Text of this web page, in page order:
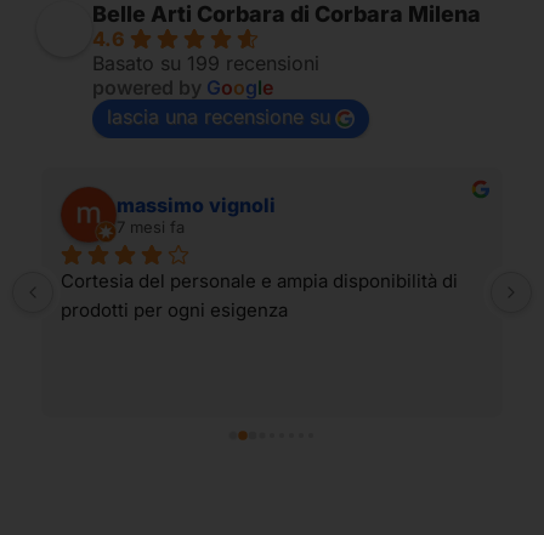
Belle Arti Corbara di Corbara Milena
4.6
Basato su 199 recensioni
powered by Google
lascia una recensione su
massimo vignoli
7 mesi fa
Cortesia del personale e ampia disponibilità di
prodotti per ogni esigenza